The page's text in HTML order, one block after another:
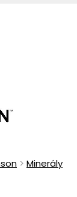
Minerály